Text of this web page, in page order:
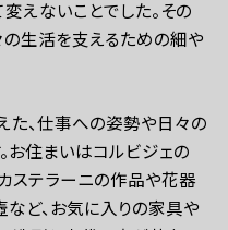
えないことでした。その
生活を支えるための細や
、仕事への姿勢や日々の
お住まいはコルビジェの
カステラーニの作品や花器
ど、お気に入りの家具や